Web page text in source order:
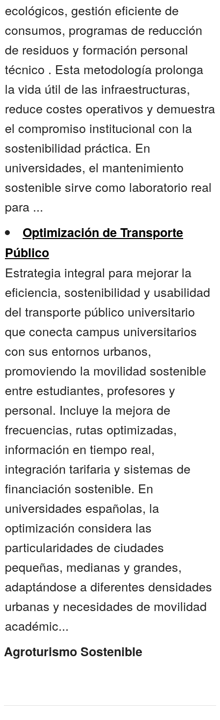
ecológicos, gestión eficiente de
consumos, programas de reducción
de residuos y formación personal
técnico . Esta metodología prolonga
la vida útil de las infraestructuras,
reduce costes operativos y demuestra
el compromiso institucional con la
sostenibilidad práctica. En
universidades, el mantenimiento
sostenible sirve como laboratorio real
para ...
Optimización de Transporte
Público
Estrategia integral para mejorar la
eficiencia, sostenibilidad y usabilidad
del transporte público universitario
que conecta campus universitarios
con sus entornos urbanos,
promoviendo la movilidad sostenible
entre estudiantes, profesores y
personal. Incluye la mejora de
frecuencias, rutas optimizadas,
información en tiempo real,
integración tarifaria y sistemas de
financiación sostenible. En
universidades españolas, la
optimización considera las
particularidades de ciudades
pequeñas, medianas y grandes,
adaptándose a diferentes densidades
urbanas y necesidades de movilidad
académic...
Agroturismo Sostenible